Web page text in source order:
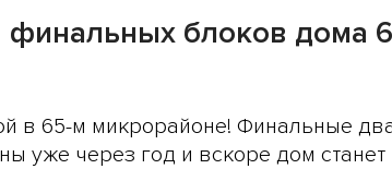
блоков дома
в 65-м микрорайоне! Финальные
уже через год и вскоре дом станет